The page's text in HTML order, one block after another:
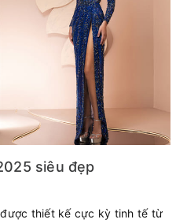
siêu đẹp
thiết kế cực kỳ tinh tế từ